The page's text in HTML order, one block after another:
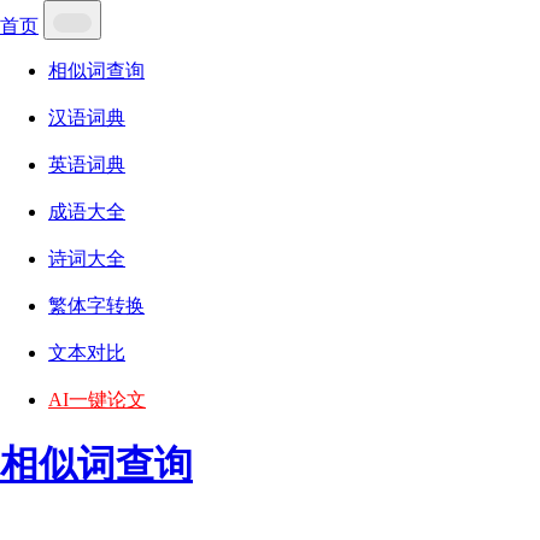
首页
相似词查询
汉语词典
英语词典
成语大全
诗词大全
繁体字转换
文本对比
AI一键论文
相似词查询